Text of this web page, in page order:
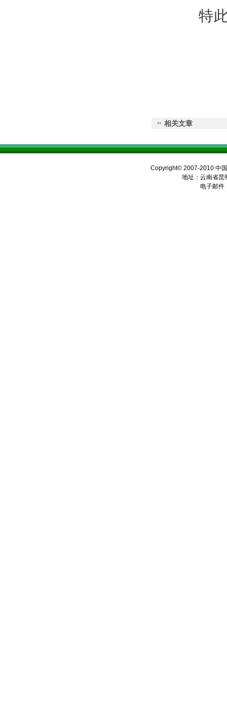
特
相关文章
Copyright© 2007-2010 中
地址：云南省昆
电子邮